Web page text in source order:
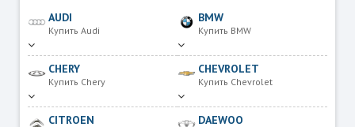
AUDI
Купить Audi
BMW
Купить BMW
CHERY
Купить Chery
CHEVROLET
Купить Chevrolet
CITROEN DAEWOO